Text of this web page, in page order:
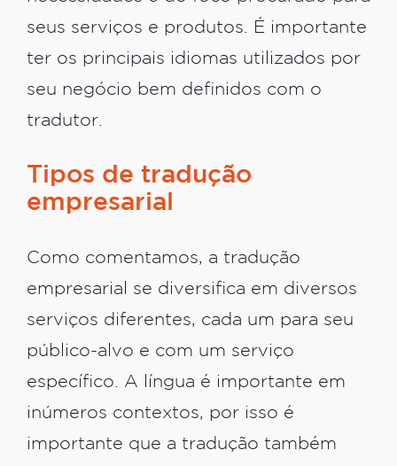
seus serviços e produtos. É importante
ter os principais idiomas utilizados por
seu negócio bem definidos com o
tradutor.
Tipos de tradução
empresarial
Como comentamos, a tradução
empresarial se diversifica em diversos
serviços diferentes, cada um para seu
público-alvo e com um serviço
específico. A língua é importante em
inúmeros contextos, por isso é
importante que a tradução também